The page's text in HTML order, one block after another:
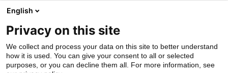
English
Privacy on this site
We collect and process your data on this site to better understand
how it is used. You can give your consent to all or selected
purposes, or you can decline them all. For more information, see